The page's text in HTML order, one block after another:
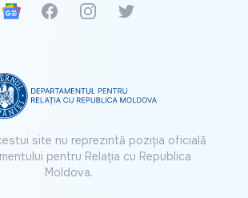
Google News
FacebookInstagramTwitter
site nu reprezintă poziția oficială
pentru Relația cu Republica
Moldova.